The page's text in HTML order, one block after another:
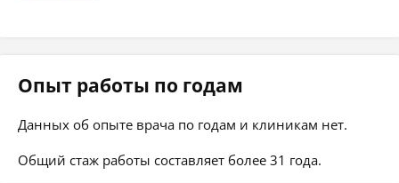
Опыт работы по годам
Данных об опыте врача по годам и клиникам нет.
Общий стаж работы составляет более 31 года.